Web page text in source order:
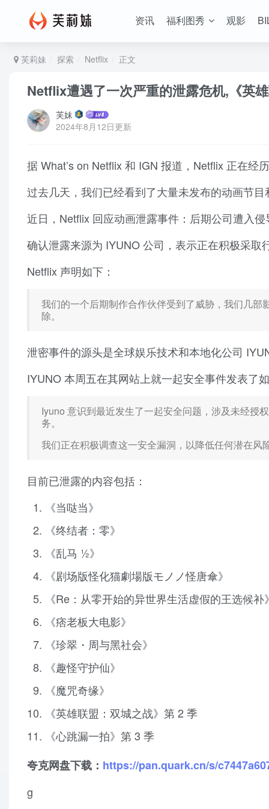
资讯 福利图秀 观影
芙莉妹 探索 Netflix 正文
Netflix遭遇了一次严重的泄露危机,《英
芙妹
2024年8月12日更新
据 What’s on Netflix 和 IGN 报道，Netflix 正在经
过去几天，我们已经看到了大量未发布的动画节
近日，Netflix 回应动画泄露事件：后期公司遭入
确认泄露来源为 IYUNO 公司，表示正在积极采取
Netflix 声明如下：
我们的一个后期制作合作伙伴受到了威胁，我们几部
除。
泄密事件的源头是全球娱乐技术和本地化公司
IYUNO 本周五在其网站上就一起安全事件发表了
Iyuno 意识到最近发生了一起安全问题，涉及未经授
务。
我们正在积极调查这一安全漏洞，以降低任何潜在
目前已泄露的内容包括：
《当哒当》
《终结者：零》
《乱马 ½》
《剧场版怪化猫劇場版モノノ怪唐傘》
《Re：从零开始的异世界生活虚假的王选候补
《痞老板大电影》
《珍翠・周与黑社会》
《趣怪守护仙》
《魔咒奇缘》
《英雄联盟：双城之战》第 2 季
《心跳漏一拍》第 3 季
夸克网盘下载： https://pan.quark.cn/s/
g